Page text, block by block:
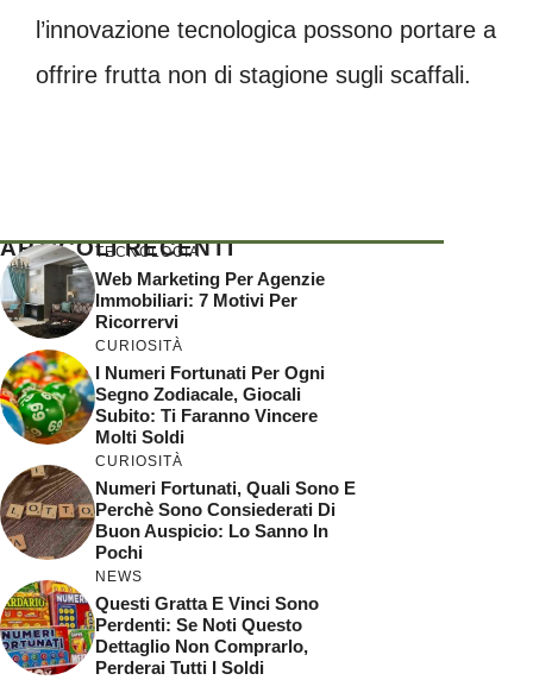
l’innovazione tecnologica possono portare a
offrire frutta non di stagione sugli scaffali.
ARTICOLI RECENTI
TECNOLOGIA
Web Marketing Per Agenzie
Immobiliari: 7 Motivi Per
Ricorrervi
CURIOSITÀ
I Numeri Fortunati Per Ogni
Segno Zodiacale, Giocali
Subito: Ti Faranno Vincere
Molti Soldi
CURIOSITÀ
Numeri Fortunati, Quali Sono E
Perchè Sono Consiederati Di
Buon Auspicio: Lo Sanno In
Pochi
NEWS
Questi Gratta E Vinci Sono
Perdenti: Se Noti Questo
Dettaglio Non Comprarlo,
Perderai Tutti I Soldi